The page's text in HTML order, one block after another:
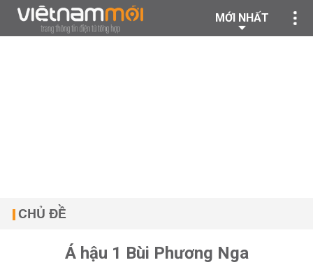
MỚI NHẤT
CHỦ ĐỀ
Á hậu 1 Bùi Phương Nga